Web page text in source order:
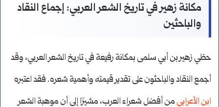
مكانة زهير في تاريخ الشعر العربي: إجماع النقاد
والباحثين
حظي زهير بن أبي سلمى بمكانة رفيعة في تاريخ الشعر العربي، وقد
أجمع النقاد والباحثون على تقدير قيمته وأهمية شعره. فقد اعتبره
ابن الأعرابي من أفضل شعراء العرب، مشيرًا إلى أن موهبة الشعر